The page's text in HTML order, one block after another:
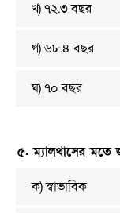
খ) ৭২.৩ বছর
গ) ৬৮.৪ বছর
ঘ) ৭০ বছর
৫. ম্যালথাসের মতে
ক) স্বাভাবিক